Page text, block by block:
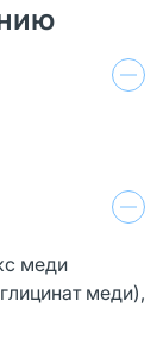
меди
меди),